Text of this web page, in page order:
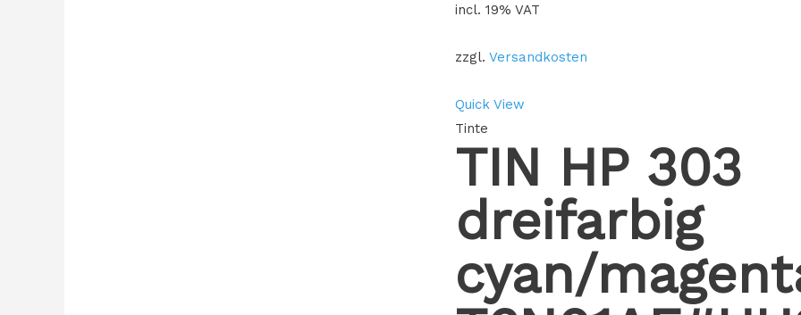
incl. 19% VAT
zzgl. Versandkosten
Quick View
Tinte
TIN HP 303
dreifarbig
cyan/